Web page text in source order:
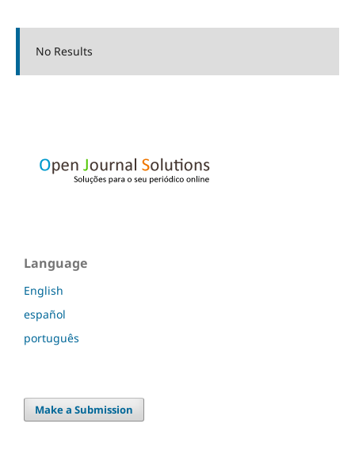
No Results
Language
English
español
português
Make a Submission